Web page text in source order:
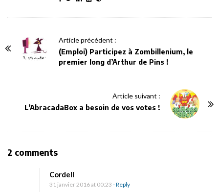
Article précédent :
(Emploi) Participez à Zombillenium, le
premier long d’Arthur de Pins !
Article suivant :
L’AbracadaBox a besoin de vos votes !
2 commentsO
P
Cordell
31 janvier 2016 at 00:23 - Reply